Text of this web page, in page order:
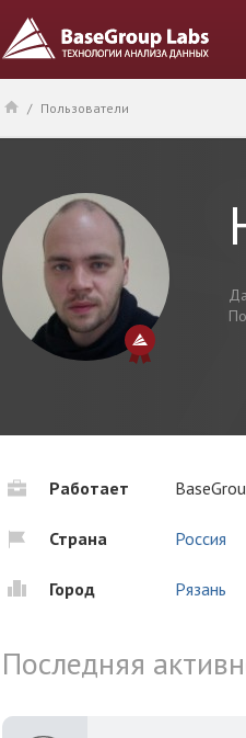
/ Пользователи
Работает
Страна Россия
Город Рязань
Последняя